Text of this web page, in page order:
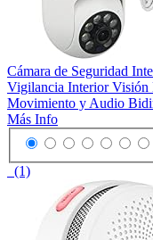
Cámara de Seguridad
Vigilancia Interior Visión
Movimiento y Audio
Más Info
(1)